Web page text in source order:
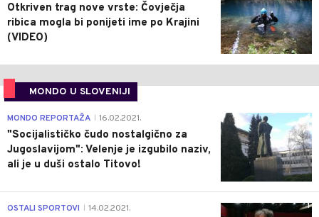
Otkriven trag nove vrste: Čovječja
ribica mogla bi ponijeti ime po Krajini
(VIDEO)
MONDO U SLOVENIJI
4
MONDO REPORTAŽA 16.02.2021.
"Socijalističko čudo nostalgično za
Jugoslavijom": Velenje je izgubilo naziv,
ali je u duši ostalo Titovo!
1
OSTALI SPORTOVI 14.02.2021.